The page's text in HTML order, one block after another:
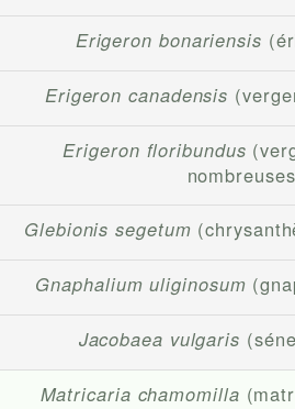
Erigeron bonariensis
Erigeron canadensis
Erigeron floribundus
Glebionis segetum
Gnaphalium uliginosum
Jacobaea vulgaris
Matricaria chamomilla